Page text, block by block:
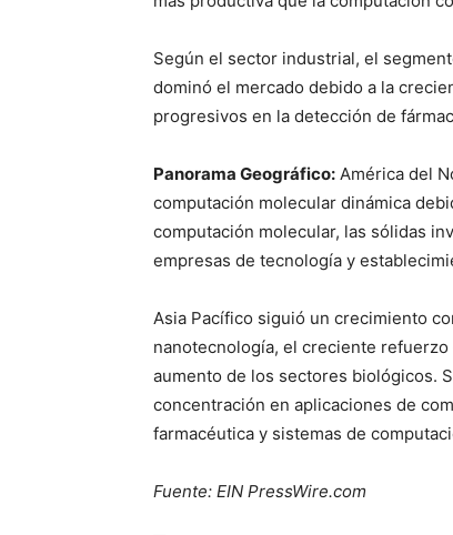
Según el sector industrial, el
dominó el mercado debido a la
progresivos en la detección de
Panorama Geográfico: América del
computación molecular dinámica
computación molecular, las sólidas
empresas de tecnología y
Asia Pacífico siguió un crecimiento
nanotecnología, el creciente
aumento de los sectores biológicos.
concentración en aplicaciones de
farmacéutica y sistemas de
Fuente: EIN PressWire.com